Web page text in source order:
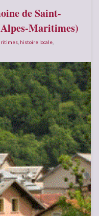
de Saint-
Maritimes)
histoire locale